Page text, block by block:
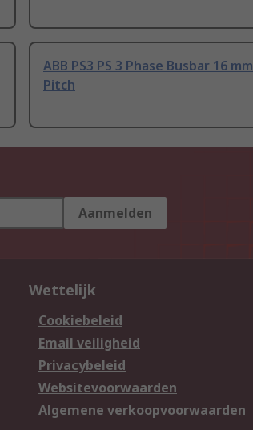
ABB PS3 PS 3 Phase Busbar 16 mm
Pitch
Aanmelden
Wettelijk
Cookiebeleid
Email veiligheid
Privacybeleid
Websitevoorwaarden
Algemene verkoopvoorwaarden